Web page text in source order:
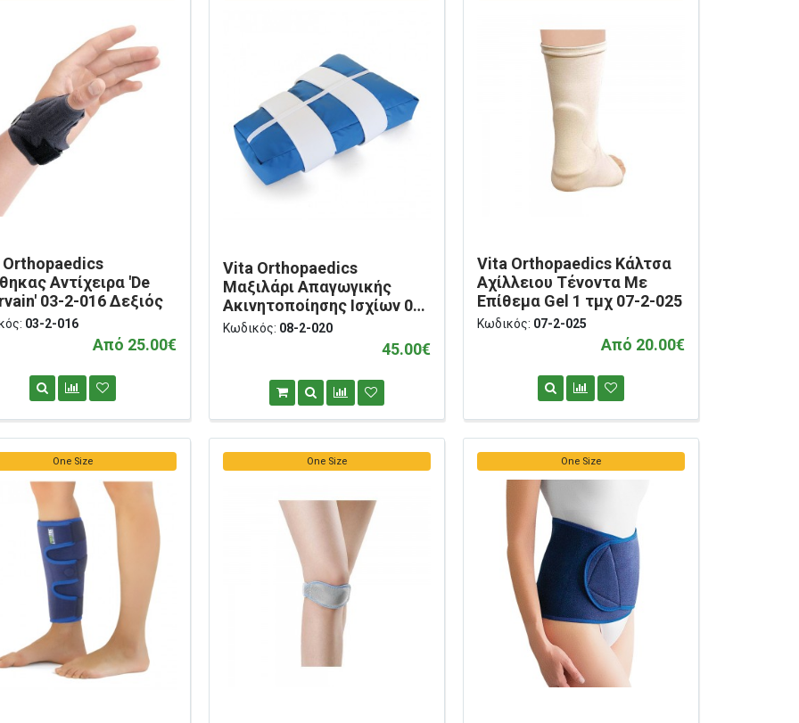
Αντίχειρα 'De
03-2-016 Δεξιός
03-2-016
Από 25.00€
Vita Orthopaedics
Μαξιλάρι Απαγωγικής
Ακινητοποίησης Ισχίων 08-
2-020
Κωδικός: 08-2-020
45.00€
Vita Orthopaedics Κάλτσα
Αχίλλειου Τένοντα Με
Επίθεμα Gel 1 τμχ 07-2-025
Κωδικός: 07-2-025
Από 20.00€
One Size One Size One Size